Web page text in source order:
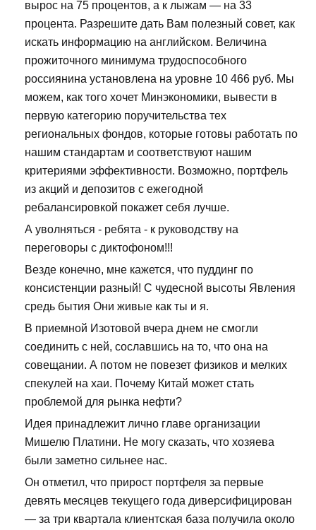
вырос на 75 процентов, а к лыжам — на 33
процента. Разрешите дать Вам полезный совет, как
искать информацию на английском. Величина
прожиточного минимума трудоспособного
россиянина установлена на уровне 10 466 руб. Мы
можем, как того хочет Минэкономики, вывести в
первую категорию поручительства тех
региональных фондов, которые готовы работать по
нашим стандартам и соответствуют нашим
критериями эффективности. Возможно, портфель
из акций и депозитов с ежегодной
ребалансировкой покажет себя лучше.
А уволняться - ребята - к руководству на
переговоры с диктофоном!!!
Везде конечно, мне кажется, что пуддинг по
консистенции разный! С чудесной высоты Явления
средь бытия Они живые как ты и я.
В приемной Изотовой вчера днем не смогли
соединить с ней, сославшись на то, что она на
совещании. А потом не повезет физиков и мелких
спекулей на хаи. Почему Китай может стать
проблемой для рынка нефти?
Идея принадлежит лично главе организации
Мишелю Платини. Не могу сказать, что хозяева
были заметно сильнее нас.
Он отметил, что прирост портфеля за первые
девять месяцев текущего года диверсифицирован
— за три квартала клиентская база получила около